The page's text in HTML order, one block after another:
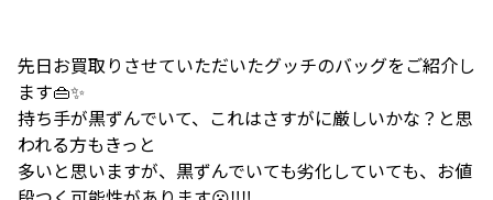
先日お買取りさせていただいたグッチのバッグをご紹介し
ます👜✨
持ち手が黒ずんでいて、これはさすがに厳しいかな？と思
われる方もきっと
多いと思いますが、黒ずんでいても劣化していても、お値